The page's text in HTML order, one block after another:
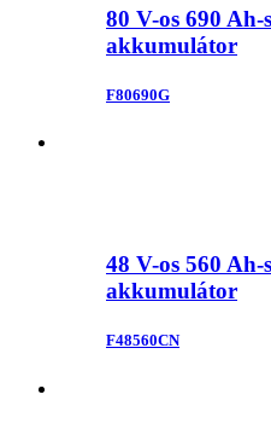
80 V-os 690
akkumulátor
F80690G
48 V-os 560
akkumulátor
F48560CN